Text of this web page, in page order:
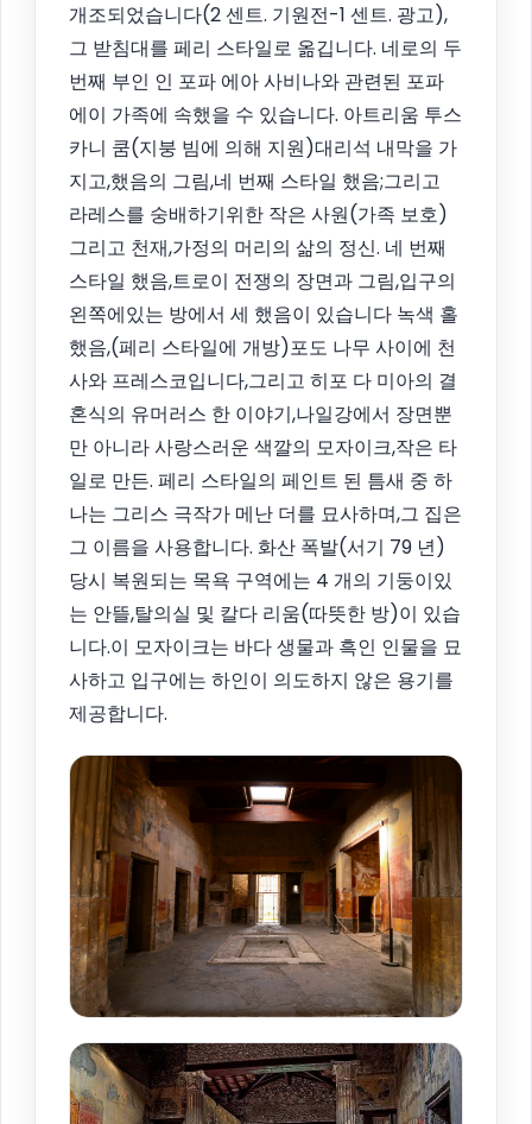
개조되었습니다(2 센트. 기원전-1 센트. 광고),
그 받침대를 페리 스타일로 옮깁니다. 네로의 두
번째 부인 인 포파 에아 사비나와 관련된 포파
에이 가족에 속했을 수 있습니다. 아트리움 투스
카니 쿰(지붕 빔에 의해 지원)대리석 내막을 가
지고,했음의 그림,네 번째 스타일 했음;그리고
라레스를 숭배하기위한 작은 사원(가족 보호)
그리고 천재,가정의 머리의 삶의 정신. 네 번째
스타일 했음,트로이 전쟁의 장면과 그림,입구의
왼쪽에있는 방에서 세 했음이 있습니다 녹색 홀
했음,(페리 스타일에 개방)포도 나무 사이에 천
사와 프레스코입니다,그리고 히포 다 미아의 결
혼식의 유머러스 한 이야기,나일강에서 장면뿐
만 아니라 사랑스러운 색깔의 모자이크,작은 타
일로 만든. 페리 스타일의 페인트 된 틈새 중 하
나는 그리스 극작가 메난 더를 묘사하며,그 집은
그 이름을 사용합니다. 화산 폭발(서기 79 년)
당시 복원되는 목욕 구역에는 4 개의 기둥이있
는 안뜰,탈의실 및 칼다 리움(따뜻한 방)이 있습
니다.이 모자이크는 바다 생물과 흑인 인물을 묘
사하고 입구에는 하인이 의도하지 않은 용기를
제공합니다.